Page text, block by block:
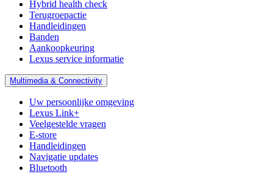
Hybrid health check
Terugroepactie
Handleidingen
Banden
Aankoopkeuring
Lexus service informatie
Multimedia & Connectivity
Uw persoonlijke omgeving
Lexus Link+
Veelgestelde vragen
E-store
Handleidingen
Navigatie updates
Bluetooth